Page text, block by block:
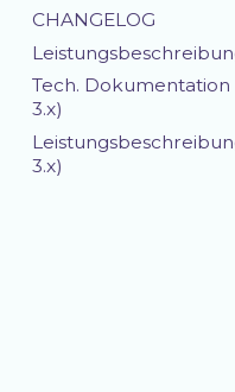
CHANGELOG
Tech. Dokumentation
3.x)
3.x)